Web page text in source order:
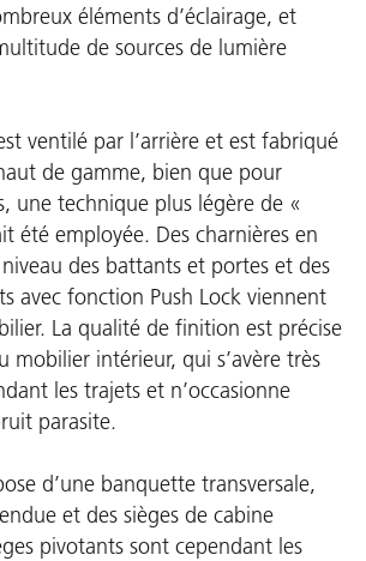
éléments d’éclairage, et
de sources de lumière
ventilé par l’arrière et est fabriqué
de gamme, bien que pour
une technique plus légère de «
été employée. Des charnières en
des battants et portes et des
avec fonction Push Lock viennent
La qualité de finition est précise
mobilier intérieur, qui s’avère très
les trajets et n’occasionne
parasite.
d’une banquette transversale,
et des sièges de cabine
pivotants sont cependant les